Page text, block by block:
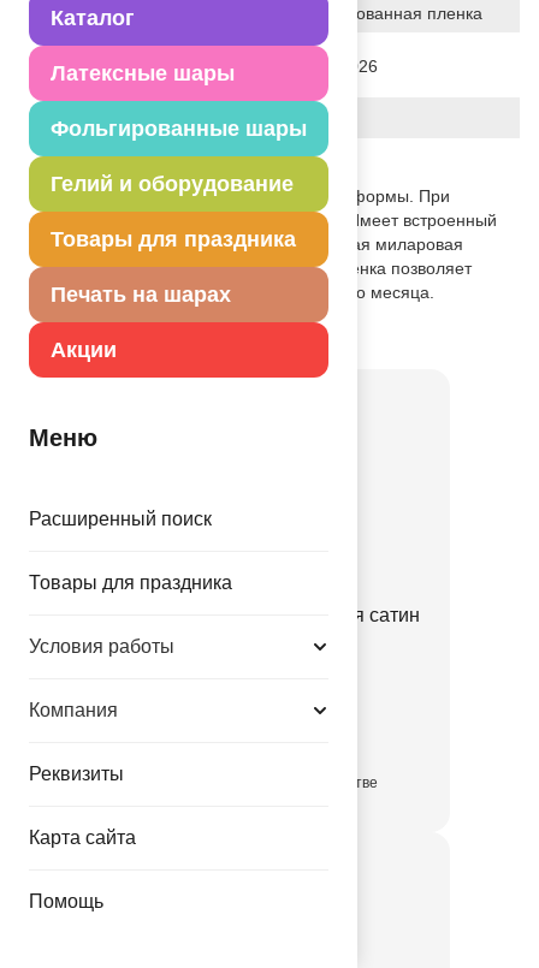
Каталог
Латексные шары
Фольгированные шары
Гелий и оборудование
Товары для праздника
Печать на шарах
Акции
Меню
Расширенный поиск
Товары для праздника
Условия работы
Компания
Реквизиты
Карта сайта
Помощь
фольгированная пленка
элемента
28-01-2026
Вес 24.000 г
Описание товара
Сложная, объемная фигура указанной формы. При
надувании используется только гелий. Имеет встроенный
клапан - что упрощает надувание. Тонкая миларовая
(фольга на полиэтиленовой основе) пленка позволяет
шарам не сдуваться от недели до одного месяца.
Товар из коллекции
К ФИГУРА Бабочка нежная сатин
в достаточном количестве